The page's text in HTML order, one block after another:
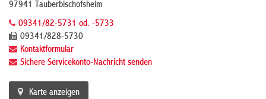
97941 Tauberbischofsheim
09341/82-5731 od. -5733
09341/828-5730
Kontaktformular
Sichere Servicekonto-Nachricht senden
Karte anzeigen